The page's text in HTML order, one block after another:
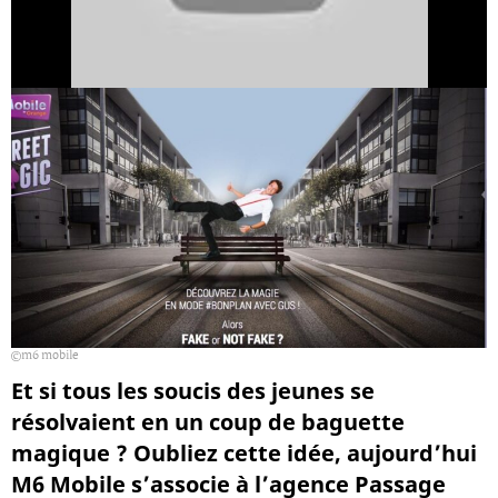
m6 mobile
Et si tous les soucis des jeunes se
résolvaient en un coup de baguette
magique ? Oubliez cette idée, aujourd’hui
M6 Mobile s’associe à l’agence Passage